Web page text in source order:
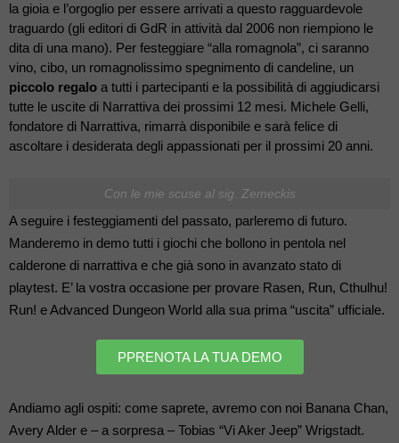
la gioia e l’orgoglio per essere arrivati a questo ragguardevole
traguardo (gli editori di GdR in attività dal 2006 non riempiono le
dita di una mano). Per festeggiare “alla romagnola”, ci saranno
piccolo regalo a tutti i partecipanti e la possibilità di aggiudicarsi
tutte le uscite di Narrattiva dei prossimi 12 mesi. Michele Gelli,
fondatore di Narrattiva, rimarrà disponibile e sarà felice di
ascoltare i desiderata degli appassionati per il prossimi 20 anni.
Con le mie scuse al sig. Zemeckis
A seguire i festeggiamenti del passato, parleremo di futuro.
Manderemo in demo tutti i giochi che bollono in pentola nel
calderone di narrattiva e che già sono in avanzato stato di
playtest. E’ la vostra occasione per provare Rasen, Run, Cthulhu!
Run! e Advanced Dungeon World alla sua prima “uscita” ufficiale.
PPRENOTA LA TUA DEMO
Andiamo agli ospiti: come saprete, avremo con noi Banana Chan,
Avery Alder e – a sorpresa – Tobias “Vi Aker Jeep” Wrigstadt.